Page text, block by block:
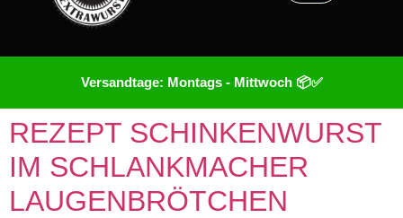
Versandtage: Montags - Mittwoch 📦✅
REZEPT SCHINKENWURST
IM SCHLANKMACHER
LAUGENBRÖTCHEN